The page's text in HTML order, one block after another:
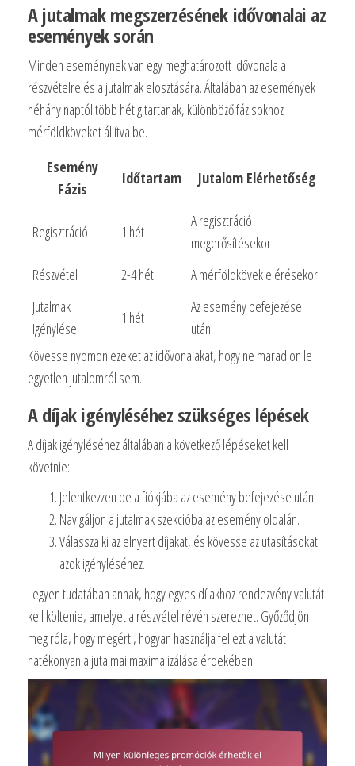
A jutalmak megszerzésének idővonalai az
események során
Minden eseménynek van egy meghatározott idővonala a
részvételre és a jutalmak elosztására. Általában az események
néhány naptól több hétig tartanak, különböző fázisokhoz
mérföldköveket állítva be.
Esemény
Fázis
Időtartam Jutalom Elérhetőség
Regisztráció 1 hét
A regisztráció
megerősítésekor
Részvétel
2-4 hét
A mérföldkövek elérésekor
Jutalmak
Igénylése
1 hét
Az esemény befejezése
után
Kövesse nyomon ezeket az idővonalakat, hogy ne maradjon le
egyetlen jutalomról sem.
A díjak igényléséhez szükséges lépések
A díjak igényléséhez általában a következő lépéseket kell
követnie:
Jelentkezzen be a fiókjába az esemény befejezése után.
Navigáljon a jutalmak szekcióba az esemény oldalán.
Válassza ki az elnyert díjakat, és kövesse az utasításokat
azok igényléséhez.
Legyen tudatában annak, hogy egyes díjakhoz rendezvény valutát
kell költenie, amelyet a részvétel révén szerezhet. Győződjön
meg róla, hogy megérti, hogyan használja fel ezt a valutát
hatékonyan a jutalmai maximalizálása érdekében.